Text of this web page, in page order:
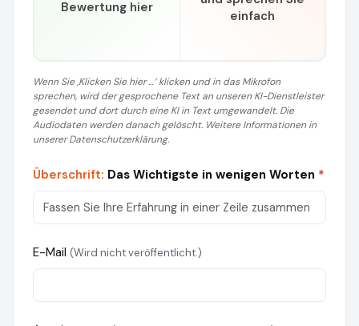
Bewertung hier
einfach
Wenn Sie ‚Klicken Sie hier …‘ klicken und in das Mikrofon
sprechen, wird der gesprochene Text an unseren KI-Dienstleister
gesendet und dort durch eine KI in Text umgewandelt. Die
Audiodaten werden danach gelöscht. Weitere Informationen in
unserer Datenschutzerklärung.
Überschrift: Das Wichtigste in wenigen Worten *
E-Mail (Wird nicht veröffentlicht.)